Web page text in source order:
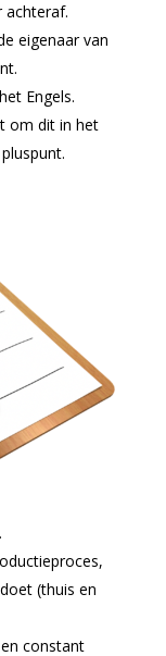
achteraf.
eigenaar van
Engels.
om dit in het
(thuis en
constant